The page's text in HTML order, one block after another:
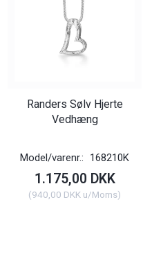
Randers Sølv Hjerte
Vedhæng
Model/varenr.: 168210K
1.175,00 DKK
(940,00 DKK u/Moms)